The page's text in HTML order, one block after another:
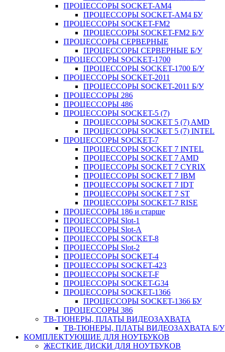
ПРОЦЕССОРЫ SOCKET-AM4
ПРОЦЕССОРЫ SOCKET-AM4 БУ
ПРОЦЕССОРЫ SOCKET-FM2
ПРОЦЕССОРЫ SOCKET-FM2 Б/У
ПРОЦЕССОРЫ СЕРВЕРНЫЕ
ПРОЦЕССОРЫ СЕРВЕРНЫЕ Б/У
ПРОЦЕССОРЫ SOCKET-1700
ПРОЦЕССОРЫ SOCKET-1700 Б/У
ПРОЦЕССОРЫ SOCKET-2011
ПРОЦЕССОРЫ SOCKET-2011 Б/У
ПРОЦЕССОРЫ 286
ПРОЦЕССОРЫ 486
ПРОЦЕССОРЫ SOCKET-5 (7)
ПРОЦЕССОРЫ SOCKET 5 (7) AMD
ПРОЦЕССОРЫ SOCKET 5 (7) INTEL
ПРОЦЕССОРЫ SOCKET-7
ПРОЦЕССОРЫ SOCKET 7 INTEL
ПРОЦЕССОРЫ SOCKET 7 AMD
ПРОЦЕССОРЫ SOCKET 7 CYRIX
ПРОЦЕССОРЫ SOCKET 7 IBM
ПРОЦЕССОРЫ SOCKET 7 IDT
ПРОЦЕССОРЫ SOCKET 7 ST
ПРОЦЕССОРЫ SOCKET-7 RISE
ПРОЦЕССОРЫ 186 и старше
ПРОЦЕССОРЫ Slot-1
ПРОЦЕССОРЫ Slot-A
ПРОЦЕССОРЫ SOCKET-8
ПРОЦЕССОРЫ Slot-2
ПРОЦЕССОРЫ SOCKET-4
ПРОЦЕССОРЫ SOCKET-423
ПРОЦЕССОРЫ SOCKET-F
ПРОЦЕССОРЫ SOCKET-G34
ПРОЦЕССОРЫ SOCKET-1366
ПРОЦЕССОРЫ SOCKET-1366 БУ
ПРОЦЕССОРЫ 386
ТВ-ТЮНЕРЫ, ПЛАТЫ ВИДЕОЗАХВАТА
ТВ-ТЮНЕРЫ, ПЛАТЫ ВИДЕОЗАХВАТА Б/У
КОМПЛЕКТУЮЩИЕ ДЛЯ НОУТБУКОВ
ЖЕСТКИЕ ДИСКИ ДЛЯ НОУТБУКОВ